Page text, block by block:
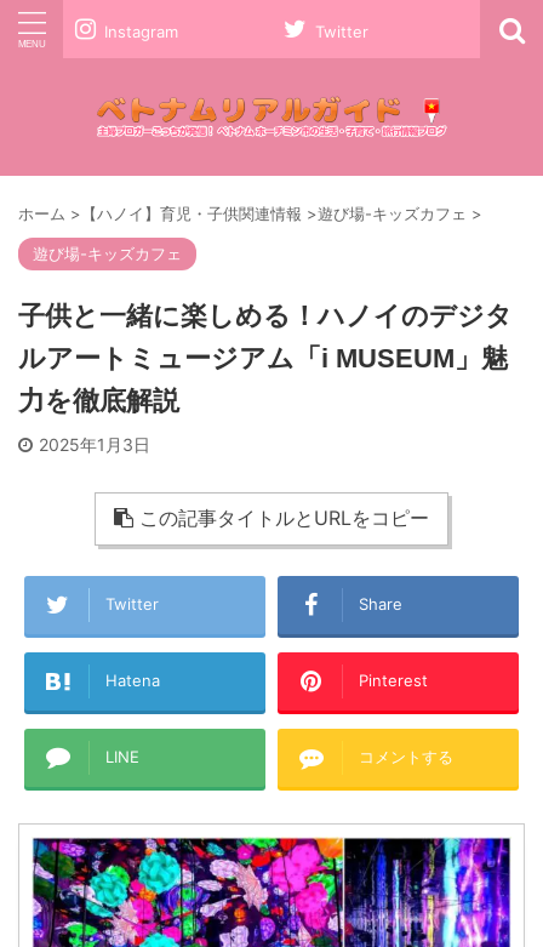
Instagram Twitter
ホーム > 【ハノイ】育児・子供関連情報 >遊び場-キッズカフェ >
遊び場-キッズカフェ
子供と一緒に楽しめる！ハノイのデジタ
ルアートミュージアム「i MUSEUM」魅
力を徹底解説
2025年1月3日
この記事タイトルとURLをコピー
Twitter Share
Hatena Pinterest
LINE コメントする